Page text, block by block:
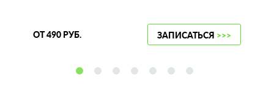
ОТ 490 РУБ. ЗАПИСАТЬСЯ >>>